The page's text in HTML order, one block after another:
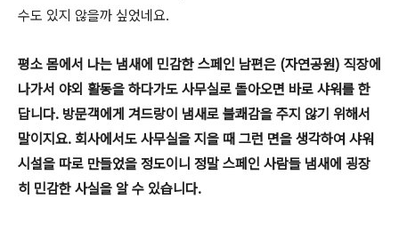
수도 있지 않을까 싶었네요.
평소 몸에서 나는 냄새에 민감한 스페인 남편은 (자연공원) 직장에
나가서 야외 활동을 하다가도 사무실로 돌아오면 바로 샤워를 한
답니다. 방문객에게 겨드랑이 냄새로 불쾌감을 주지 않기 위해서
말이지요. 회사에서도 사무실을 지을 때 그런 면을 생각하여 샤워
시설을 따로 만들었을 정도이니 정말 스페인 사람들 냄새에 굉장
히 민감한 사실을 알 수 있습니다.